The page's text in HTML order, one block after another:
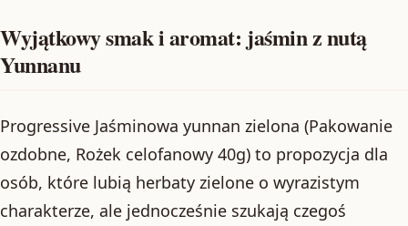
Wyjątkowy smak i aromat: jaśmin z nutą
Yunnanu
Progressive Jaśminowa yunnan zielona (Pakowanie
ozdobne, Rożek celofanowy 40g) to propozycja dla
osób, które lubią herbaty zielone o wyrazistym
charakterze, ale jednocześnie szukają czegoś